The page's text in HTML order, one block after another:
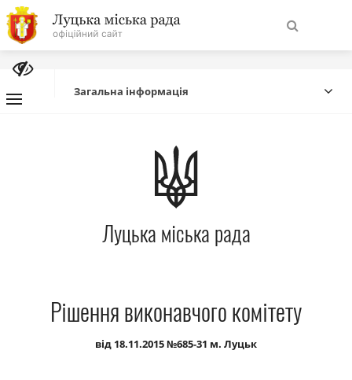
На
головну
Про місто
Міська влада
Міська рада
Публічна інформація
Загальна інформація
Луцька міська рада
Рішення виконавчого комітету
від 18.11.2015 №685-31 м. Луцьк